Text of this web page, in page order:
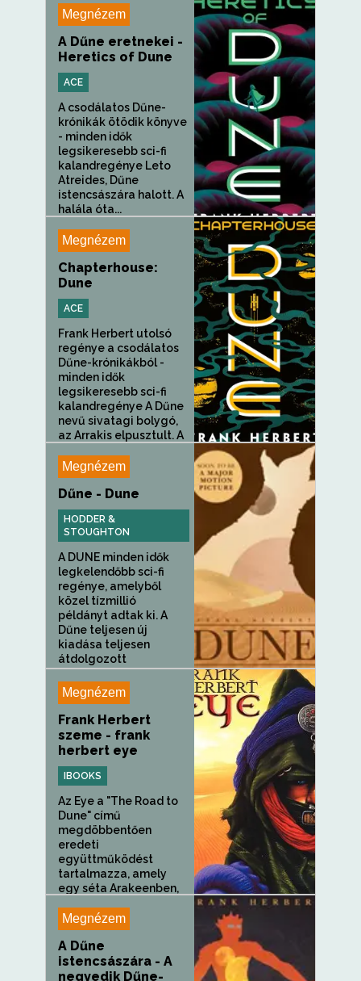
Megnézem
A Dűne eretnekei -
Heretics of Dune
ACE
A csodálatos Dűne-
krónikák ötödik könyve
- minden idők
legsikeresebb sci-fi
kalandregénye Leto
Atreides, Dűne
istencsászára halott. A
halála óta...
Megnézem
Chapterhouse:
Dune
ACE
Frank Herbert utolsó
regénye a csodálatos
Dűne-krónikákból -
minden idők
legsikeresebb sci-fi
kalandregénye A Dűne
nevű sivatagi bolygó,
az Arrakis elpusztult. A
Megnézem
Dűne - Dune
HODDER &
STOUGHTON
A DUNE minden idők
legkelendőbb sci-fi
regénye, amelyből
közel tízmillió
példányt adtak ki. A
Dűne teljesen új
kiadása teljesen
átdolgozott
szöveggel és
hihetetlenül új...
Megnézem
Frank Herbert
szeme - frank
herbert eye
IBOOKS
Az Eye a "The Road to
Dune" című
megdöbbentően
eredeti
együttműködést
tartalmazza, amely
egy séta Arakeenben,
narrációjával és...
Megnézem
A Dűne
istencsászára - A
negyedik Dűne-